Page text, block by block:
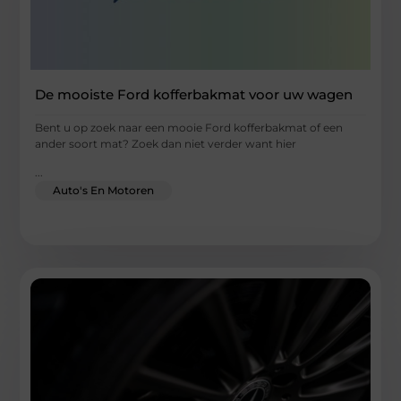
De mooiste Ford kofferbakmat voor uw wagen
Bent u op zoek naar een mooie Ford kofferbakmat of een
ander soort mat? Zoek dan niet verder want hier
...
Auto's En Motoren